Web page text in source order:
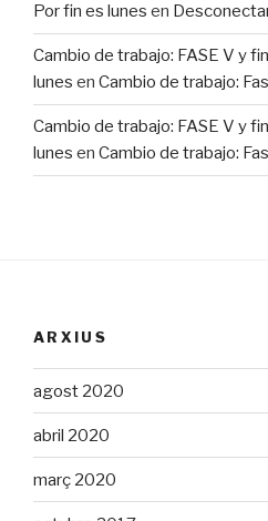
Por fin es lunes en
Cambio de trabajo: FASE V y
lunes en Cambio de trabajo:
Cambio de trabajo: FASE V y
lunes en Cambio de trabajo:
ARXIUS
agost 2020
abril 2020
març 2020